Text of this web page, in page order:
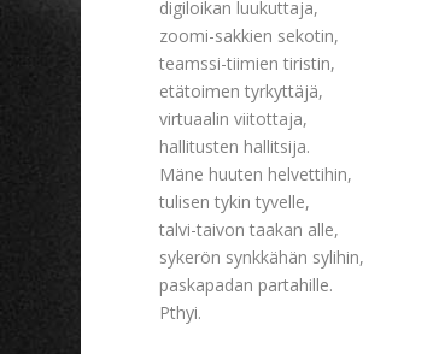
digiloikan luukuttaja,
zoomi-sakkien sekotin,
teamssi-tiimien tiristin,
etätoimen tyrkyttäjä,
virtuaalin viitottaja,
hallitusten hallitsija.
Mäne huuten helvettihin,
tulisen tykin tyvelle,
talvi-taivon taakan alle,
sykerön synkkähän sylihin,
paskapadan partahille.
Pthyi.